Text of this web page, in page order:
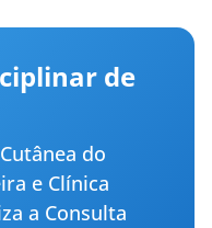
de
do
e Clínica
a Consulta